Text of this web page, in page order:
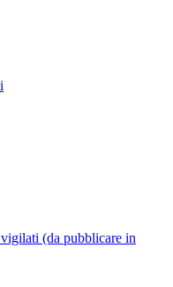
(da pubblicare in